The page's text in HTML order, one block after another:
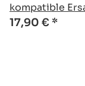
kompatible
Fernbedienung
17,90 € *